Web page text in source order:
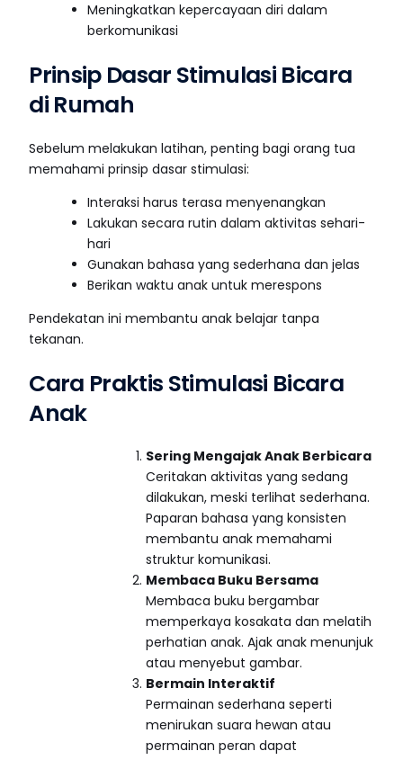
Meningkatkan kepercayaan diri dalam
berkomunikasi
Prinsip Dasar Stimulasi Bicara
di Rumah
Sebelum melakukan latihan, penting bagi orang tua
memahami prinsip dasar stimulasi:
Interaksi harus terasa menyenangkan
Lakukan secara rutin dalam aktivitas sehari-
hari
Gunakan bahasa yang sederhana dan jelas
Berikan waktu anak untuk merespons
Pendekatan ini membantu anak belajar tanpa
tekanan.
Cara Praktis Stimulasi Bicara
Anak
Sering Mengajak Anak Berbicara
Ceritakan aktivitas yang sedang
dilakukan, meski terlihat sederhana.
Paparan bahasa yang konsisten
membantu anak memahami
struktur komunikasi.
Membaca Buku Bersama
Membaca buku bergambar
memperkaya kosakata dan melatih
perhatian anak. Ajak anak menunjuk
atau menyebut gambar.
Bermain Interaktif
Permainan sederhana seperti
menirukan suara hewan atau
permainan peran dapat